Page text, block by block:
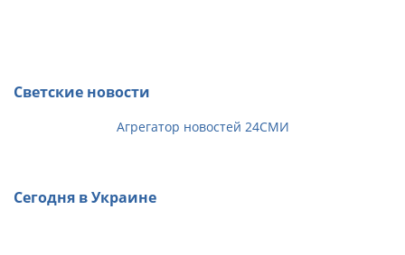
Светские новости
Агрегатор новостей 24СМИ
Сегодня в Украине